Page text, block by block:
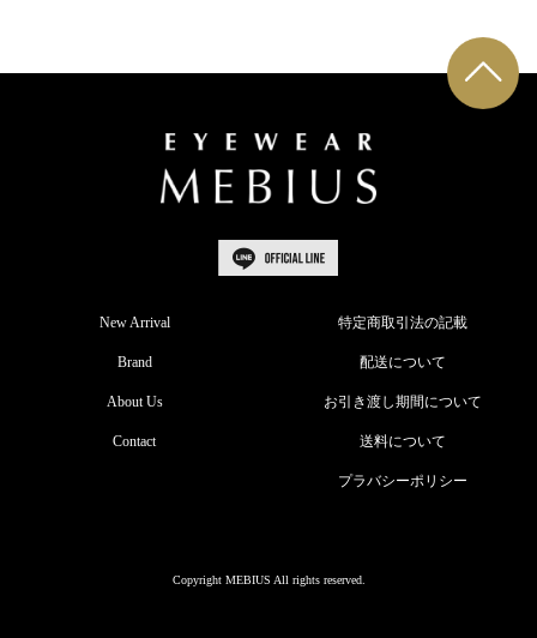
New Arrival
Brand
About Us
Contact
特定商取引法の記載
配送について
お引き渡し期間について
送料について
プラバシーポリシー
Copyright MEBIUS All rights reserved.